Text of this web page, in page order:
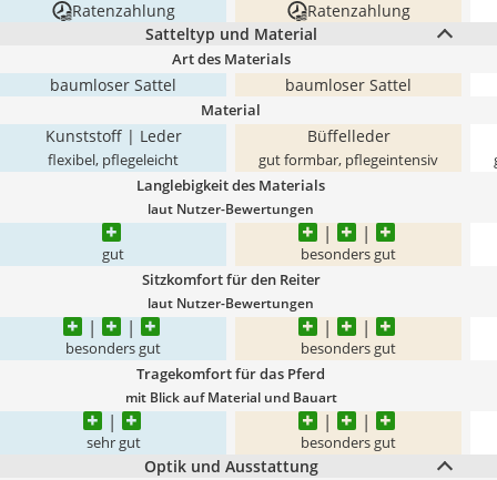
Ratenzahlung
Ratenzahlung
Satteltyp und Material
Art des Materials
baumloser Sattel baumloser Sattel
Material
Kunststoff | Leder
flexibel, pflegeleicht
Büffelleder
gut formbar, pflegeintensiv
Langlebigkeit des Materials
laut Nutzer-Bewertungen
gut besonders gut
Sitzkomfort für den Reiter
laut Nutzer-Bewertungen
besonders gut besonders gut
Tragekomfort für das Pferd
mit Blick auf Material und Bauart
sehr gut besonders gut
Optik und Ausstattung